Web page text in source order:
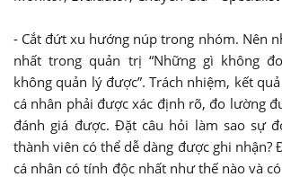
- Cắt đứt xu hướng núp trong nhóm. Nên
nhất trong quản trị “Những gì không
không quản lý được”. Trách nhiệm, kết
cá nhân phải được xác định rõ, đo lường
đánh giá được. Đặt câu hỏi làm sao sự
thành viên có thể dễ dàng được ghi nhận?
cá nhân có tính độc nhất như thế nào và